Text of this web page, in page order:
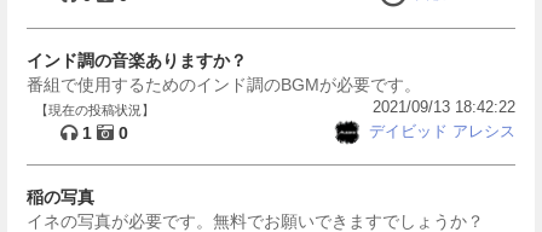
インド調の音楽ありますか？
番組で使用するためのインド調のBGMが必要です。
【現在の投稿状況】
1 0
2021/09/13 18:42:22
デイビッド アレシス
稲の写真
イネの写真が必要です。無料でお願いできますでしょうか？